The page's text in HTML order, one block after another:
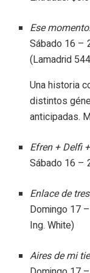
Ese
Sábado 16 –
(Lamadrid
Una historia
distintos
anticipadas.
Efren + Delfi
Sábado 16 –
Enlace de
Domingo 17
Ing. White)
Aires de mi